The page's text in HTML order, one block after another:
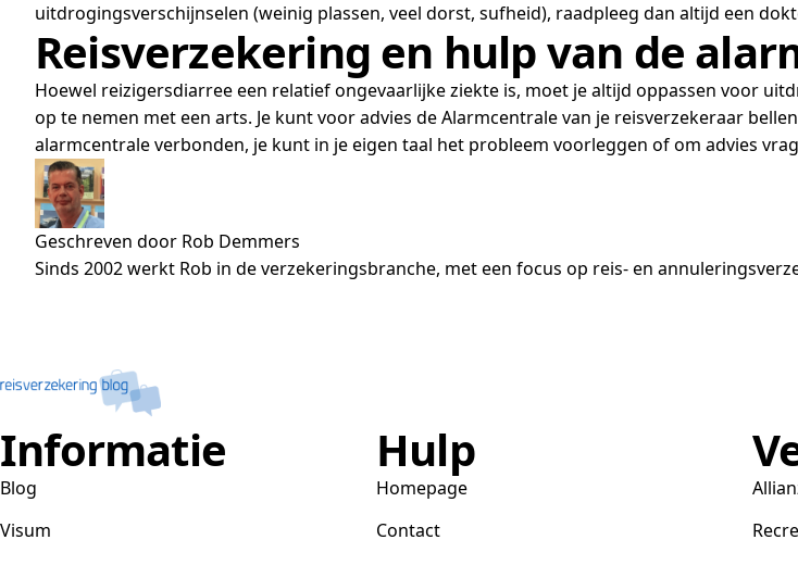
uitdrogingsverschijnselen (weinig plassen, veel dorst, sufheid), raadpleeg dan altijd een
Reisverzekering en hulp van de
Hoewel reizigersdiarree een relatief ongevaarlijke ziekte is, moet je altijd oppassen voor
op te nemen met een arts. Je kunt voor advies de Alarmcentrale van je reisverzekeraar
alarmcentrale verbonden, je kunt in je eigen taal het probleem voorleggen of om advies
Geschreven door Rob Demmers
Sinds 2002 werkt Rob in de verzekeringsbranche, met een focus op reis- en
Informatie
Blog
Visum
Hulp
Homepage
Contact